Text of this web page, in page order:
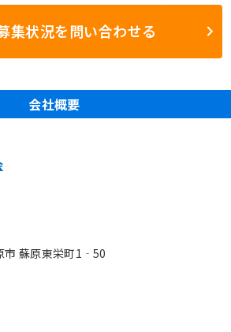
集状況を問い合わせる
会社概要
市 蘇原東栄町1‐50